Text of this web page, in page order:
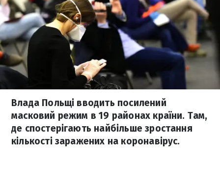
Влада Польщі вводить посилений
масковий режим в 19 районах країни. Там,
де спостерігають найбільше зростання
кількості заражених на коронавірус.